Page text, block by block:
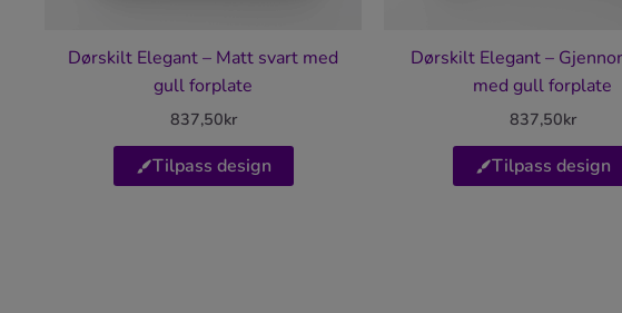
Dørskilt Elegant – Matt svart med
gull forplate
837,50kr
Tilpass design
Dørskilt Elegant –
med gull forplate
837,50kr
Tilpass design